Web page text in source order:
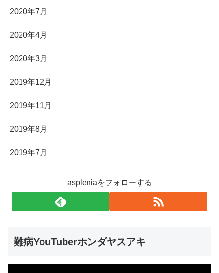
2020年7月
2020年4月
2020年3月
2019年12月
2019年11月
2019年8月
2019年7月
aspleniaをフォローする
難病YouTuberホンダヤスアキ